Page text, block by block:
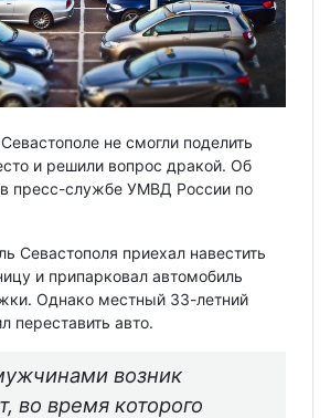
не смогли поделить
и решили вопрос дракой. Об
пресс-службе УМВД России по
Севастополя приехал навестить
и припарковал автомобиль
Однако местный 33-летний
переставить авто.
возник
во время которого